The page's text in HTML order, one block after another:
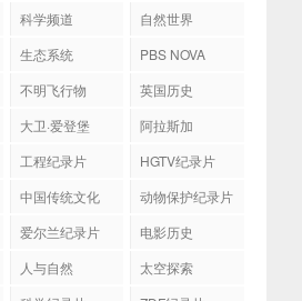
科学频道
自然世界
生态系统
PBS NOVA
不明飞行物
英国历史
大卫·爱登堡
阿拉斯加
工程纪录片
HGTV纪录片
中国传统文化
动物保护纪录片
爱尔兰纪录片
电影历史
人与自然
太空探索